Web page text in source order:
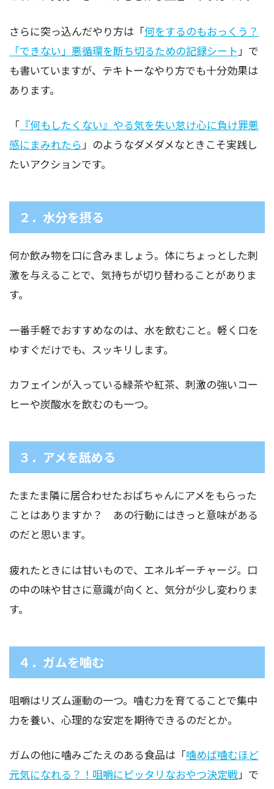
さらに突っ込んだやり方は「何をするのもおっくう？
「できない」悪循環を断ち切るための記録シート 」で
も書いていますが、テキトーなやり方でも十分効果は
あります。
「 『何もしたくない』やる気を失い怠け心に負け罪悪
感にまみれたら」のようなダメダメなときこそ実践し
たいアクションです。
２．水分を摂る
何か飲み物を口に含みましょう。体にちょっとした刺
激を与えることで、気持ちが切り替わることがありま
す。
一番手軽でおすすめなのは、水を飲むこと。軽く口を
ゆすぐだけでも、スッキリします。
カフェインが入っている緑茶や紅茶、刺激の強いコー
ヒーや炭酸水を飲むのも一つ。
３．アメを舐める
たまたま隣に居合わせたおばちゃんにアメをもらった
ことはありますか？ あの行動にはきっと意味がある
のだと思います。
疲れたときには甘いもので、エネルギーチャージ。口
の中の味や甘さに意識が向くと、気分が少し変わりま
す。
４．ガムを噛む
咀嚼はリズム運動の一つ。噛む力を育てることで集中
力を養い、心理的な安定を期待できるのだとか。
ガムの他に噛みごたえのある食品は「噛めば噛むほど
元気になれる？！咀嚼にピッタリなおやつ決定戦」で